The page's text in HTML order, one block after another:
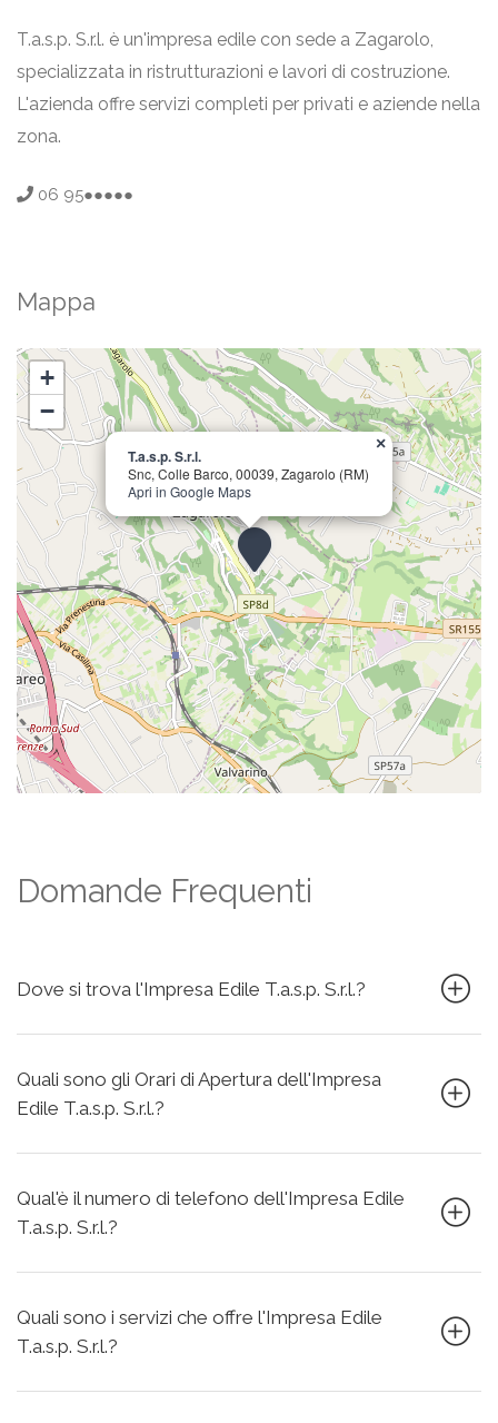
T.a.s.p. S.r.l. è un'impresa edile con sede a Zagarolo,
specializzata in ristrutturazioni e lavori di costruzione.
L'azienda offre servizi completi per privati e aziende nella
zona.
06 95●●●●●
Mappa
T.a.s.p. S.r.l.
Snc, Colle Barco, 00039, Zagarolo (RM)
Apri in Google Maps
×
+
−
Domande Frequenti
Dove si trova l'Impresa Edile T.a.s.p. S.r.l.?
Quali sono gli Orari di Apertura dell'Impresa
Edile T.a.s.p. S.r.l.?
Qual'è il numero di telefono dell'Impresa Edile
T.a.s.p. S.r.l.?
Quali sono i servizi che offre l'Impresa Edile
T.a.s.p. S.r.l.?